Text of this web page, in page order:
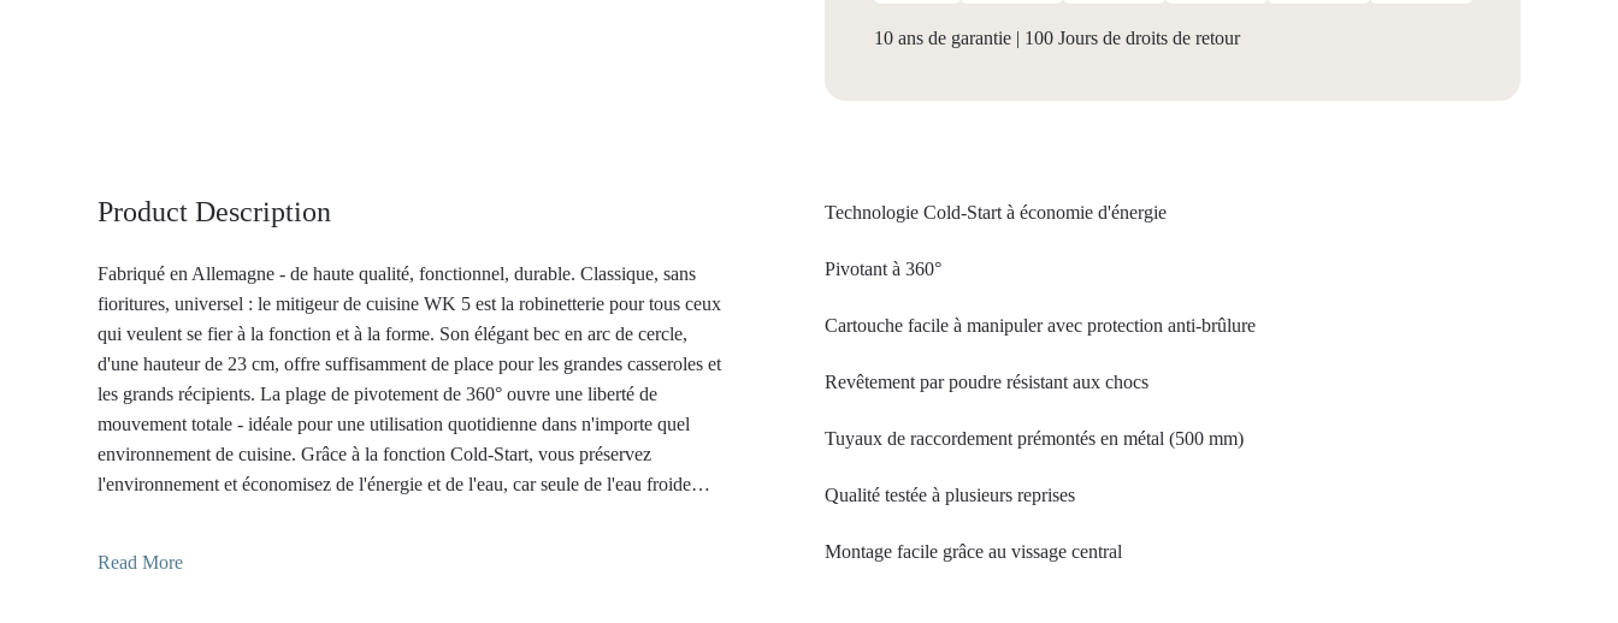
10 ans de garantie| 100 Jours de droits de retour
Product Description
Fabriqué en Allemagne - de haute qualité, fonctionnel, durable. Classique, sans
fioritures, universel : le mitigeur de cuisine WK 5 est la robinetterie pour tous ceux
qui veulent se fier à la fonction et à la forme. Son élégant bec en arc de cercle,
d'une hauteur de 23 cm, offre suffisamment de place pour les grandes casseroles et
les grands récipients. La plage de pivotement de 360° ouvre une liberté de
mouvement totale - idéale pour une utilisation quotidienne dans n'importe quel
environnement de cuisine. Grâce à la fonction Cold-Start, vous préservez
l'environnement et économisez de l'énergie et de l'eau, car seule de l'eau froide
convainc par sa discrétion noble et sa forte présence. Il est particulièrement
Read More
Technologie Cold-Start à économie d'énergie
Pivotant à 360°
Cartouche facile à manipuler avec protection anti-brûlure
Revêtement par poudre résistant aux chocs
Tuyaux de raccordement prémontés en métal (500 mm)
Qualité testée à plusieurs reprises
Montage facile grâce au vissage central